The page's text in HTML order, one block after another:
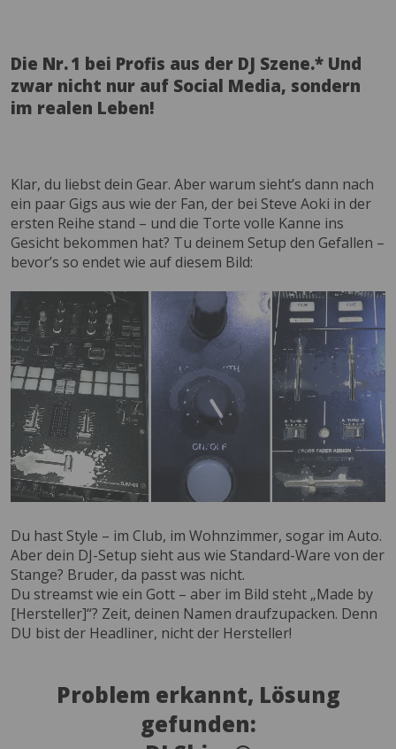
Die Nr. 1 bei Profis aus der DJ Szene.* Und
zwar nicht nur auf Social Media, sondern
im realen Leben!
Klar, du liebst dein Gear. Aber warum sieht’s dann nach
ein paar Gigs aus wie der Fan, der bei Steve Aoki in der
ersten Reihe stand – und die Torte volle Kanne ins
Gesicht bekommen hat? Tu deinem Setup den Gefallen –
bevor’s so endet wie auf diesem Bild:
Du hast Style – im Club, im Wohnzimmer, sogar im Auto.
Aber dein DJ-Setup sieht aus wie Standard-Ware von der
Stange? Bruder, da passt was nicht.
Du streamst wie ein Gott – aber im Bild steht „Made by
[Hersteller]“? Zeit, deinen Namen draufzupacken. Denn
DU bist der Headliner, nicht der Hersteller!
Problem erkannt, Lösung
gefunden: